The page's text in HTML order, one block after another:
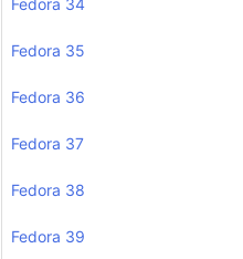
Fedora 34
Fedora 35
Fedora 36
Fedora 37
Fedora 38
Fedora 39